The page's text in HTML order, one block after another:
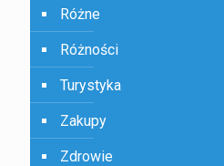
Różne
Różności
Turystyka
Zakupy
Zdrowie